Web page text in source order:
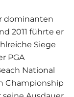
dominanten
2011 führte er
Siege
PGA
National
Championship